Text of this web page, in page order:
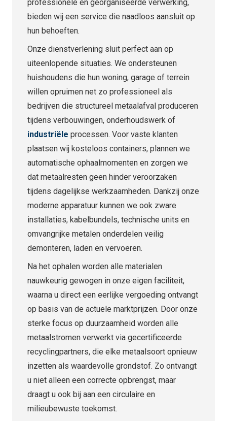
professionele en georganiseerde verwerking,
bieden wij een service die naadloos aansluit op
hun behoeften.
Onze dienstverlening sluit perfect aan op
uiteenlopende situaties. We ondersteunen
huishoudens die hun woning, garage of terrein
willen opruimen net zo professioneel als
bedrijven die structureel metaalafval produceren
tijdens verbouwingen, onderhoudswerk of
industriële processen. Voor vaste klanten
plaatsen wij kosteloos containers, plannen we
automatische ophaalmomenten en zorgen we
dat metaalresten geen hinder veroorzaken
tijdens dagelijkse werkzaamheden. Dankzij onze
moderne apparatuur kunnen we ook zware
installaties, kabelbundels, technische units en
omvangrijke metalen onderdelen veilig
demonteren, laden en vervoeren.
Na het ophalen worden alle materialen
nauwkeurig gewogen in onze eigen faciliteit,
waarna u direct een eerlijke vergoeding ontvangt
op basis van de actuele marktprijzen. Door onze
sterke focus op duurzaamheid worden alle
metaalstromen verwerkt via gecertificeerde
recyclingpartners, die elke metaalsoort opnieuw
inzetten als waardevolle grondstof. Zo ontvangt
u niet alleen een correcte opbrengst, maar
draagt u ook bij aan een circulaire en
milieubewuste toekomst.